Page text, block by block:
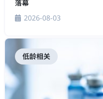
落幕
2026-08-03
低龄相关